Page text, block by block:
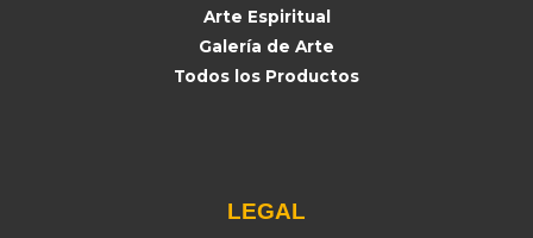
Arte Espiritual
Galería de Arte
Todos los Productos
LEGAL